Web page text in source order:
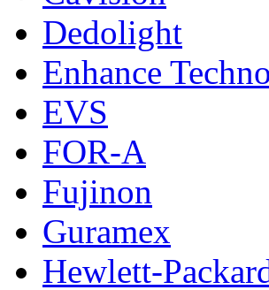
Dedolight
Enhance
EVS
FOR-A
Fujinon
Guramex
Hewlett-